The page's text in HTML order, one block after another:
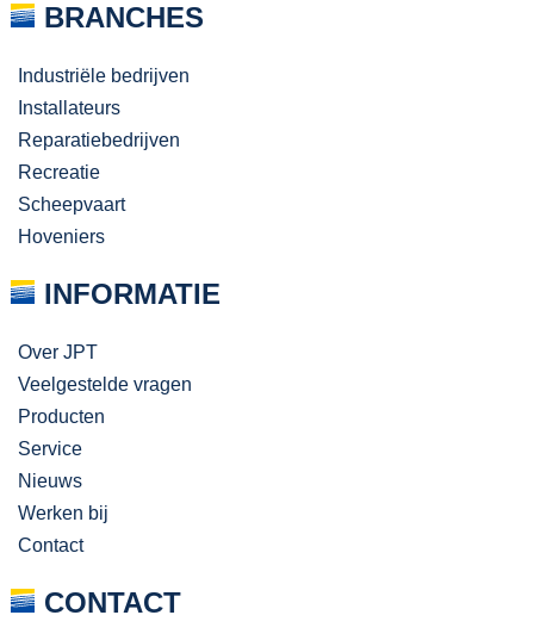
BRANCHES
Industriële bedrijven
Installateurs
Reparatiebedrijven
Recreatie
Scheepvaart
Hoveniers
INFORMATIE
Over JPT
Veelgestelde vragen
Producten
Service
Nieuws
Werken bij
Contact
CONTACT